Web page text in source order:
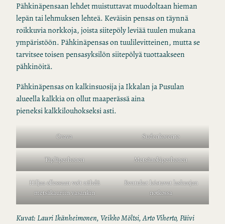
Pähkinäpensaan lehdet muistuttavat muodoltaan hieman
lepän tai lehmuksen lehteä. Keväisin pensas on täynnä
roikkuvia norkkoja, joista siitepöly leviää tuulen mukana
ympäristöön. Pähkinäpensas on tuulilevitteinen, mutta se
tarvitsee toisen pensasyksilön siitepölyä tuottaakseen
pähkinöitä.
Pähkinäpensas on kalkinsuosija ja Ikkalan ja Pusulan
alueella kalkkia on ollut maaperässä aina
pieneksi kalkkilouhokseksi asti.
Orava Sudenkorento
Täpläperhonen Metsänokiperhonen
Hiljaa ollessaan voit nähdä
metsäkauriin vasankin
Rentukat loistavat laskuojan
notkossa
Kuvat: Lauri Ikänheimonen,Veikko Möltsi,Arto Viherto,Päivi